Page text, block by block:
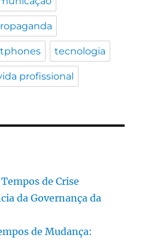
tecnologia
profissional
de Crise
da Governança da
de Mudança: